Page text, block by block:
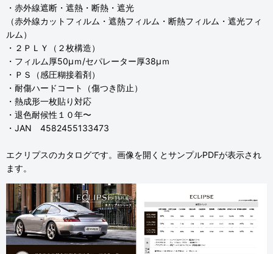
・赤外線遮断・遮熱・断熱・遮光
（赤外線カットフィルム・遮熱フィルム・断熱フィルム・遮光フィ
ルム）
・２ＰＬＹ（２枚構造）
・フィルム厚50μｍ/セパレーター厚38μｍ
・ＰＳ（感圧糊接着剤）
・耐傷ハードコート（傷つき防止）
・熱成形一枚貼り対応
・退色耐候性１０年〜
・JAN 4582455133473
エクリプスのカタログです。画像を開くとサンプルPDFが表示され
ます。